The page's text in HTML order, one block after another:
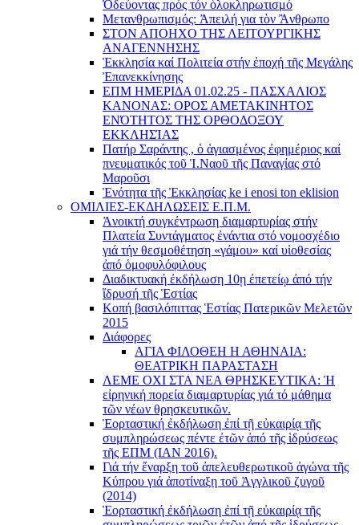
Ὁδεύοντας πρός τόν ὁλοκληρωτισμό
Μετανθρωπισμός: Ἀπειλή για τὸν Ἂνθρωπο
ΣΤΟΝ ΑΠΟΗΧΟ ΤΗΣ ΛΕΙΤΟΥΡΓΙΚΗΣ
ΑΝΑΓΕΝΝΗΣΗΣ
Ἐκκλησία καί Πολιτεία στήν ἐποχή τῆς Μεγάλης
Ἐπανεκκίνησης
ΕΠΜ ΗΜΕΡΙΔΑ 01.02.25 - ΠΑΣΧΑΛΙΟΣ
ΚΑΝΟΝΑΣ: ΟΡΟΣ ΑΜΕΤΑΚΙΝΗΤΟΣ
ΕΝΌΤΗΤΟΣ ΤΗΣ ΟΡΘΟΔΟΞΟΥ
ΕΚΚΛΗΣΊΑΣ
Πατήρ Σαράντης , ὁ ἁγιασμένος ἐφημέριος καί
πνευματικός τοῦ Ἱ.Ναοῦ τῆς Παναγίας στό
Μαροῦσι
Ἑνότητα τῆς Ἐκκλησίας ke i enosi ton eklision
ΟΜΙΛΙΕΣ-ΕΚΔΗΛΩΣΕΙΣ Ε.Π.Μ.
Ἀνοικτή συγκέντρωση διαμαρτυρίας στήν
Πλατεία Συντάγματος ἐνάντια στό νομοσχέδιο
γιά τήν θεσμοθέτηση «γάμου» καί υἱοθεσίας
ἀπό ὁμοφυλόφιλους
Διαδικτυακή ἐκδήλωση 10ῃ ἐπετείῳ ἀπό τήν
ἵδρυσή τῆς Ἑστίας
Κοπή βασιλόπιττας Ἑστίας Πατερικῶν Μελετῶν
2015
Διάφορες
ΑΓΙΑ ΦΙΛΟΘΕΗ Η ΑΘΗΝΑΙΑ:
ΘΕΑΤΡΙΚΗ ΠΑΡΑΣΤΑΣΗ
ΛΕΜΕ ΟΧΙ ΣΤΑ ΝΕΑ ΘΡΗΣΚΕΥΤΙΚΑ: Ἡ
εἰρηνική πορεία διαμαρτυρίας γιά τό μάθημα
τῶν νέων θρησκευτικῶν.
Ἑορταστική ἐκδήλωση ἐπί τῇ εὐκαιρίᾳ τῆς
συμπληρώσεως πέντε ἐτῶν ἀπό τῆς ἱδρύσεως
τῆς ΕΠΜ (ΙΑΝ 2016).
Γιά τήν ἔναρξη τοῦ ἀπελευθερωτικοῦ ἀγώνα τῆς
Κύπρου γιά ἀποτίναξη τοῦ Ἀγγλικοῦ ζυγοῦ
(2014)
Ἑορταστική ἐκδήλωση ἐπί τῇ εὐκαιρίᾳ τῆς